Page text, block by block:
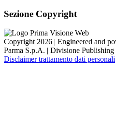
Sezione Copyright
Copyright 2026 | Engineered and
Parma S.p.A. | Divisione
Disclaimer trattamento dati personali